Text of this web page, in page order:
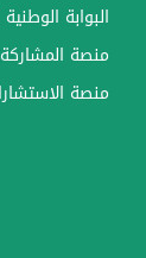
البوابة
منصة
منصة